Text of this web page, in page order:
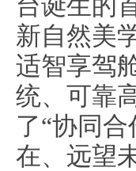
新自然美
适智享驾
统、可靠
了“协同
在、远望